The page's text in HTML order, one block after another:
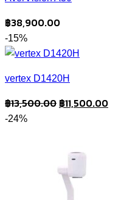
฿38,900.00
-15%
vertex D1420H
฿13,500.00 Original
฿11,500.00Current
-24%